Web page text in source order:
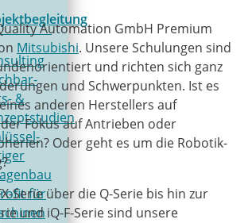
&
für
Automation GmbH Premium
Mitsubishi. Unsere Schulungen sind
und richten sich ganz
und Schwerpunkten. Ist es
anderen Herstellers auf
Fokus auf Antrieben oder
Oder geht es um die Robotik-
Serie über die Q-Serie bis hin zur
und iQ-F-Serie sind unsere